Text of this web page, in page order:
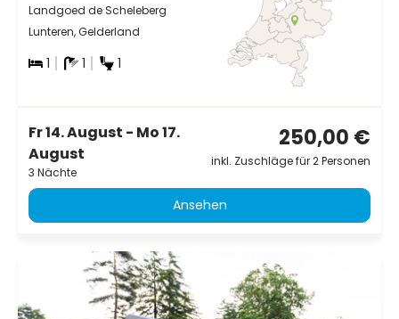
Landgoed de Scheleberg
Lunteren, Gelderland
1 1 1
Fr 14. August - Mo 17.
August
3 Nächte
250,00 €
inkl. Zuschläge für 2 Personen
Ansehen